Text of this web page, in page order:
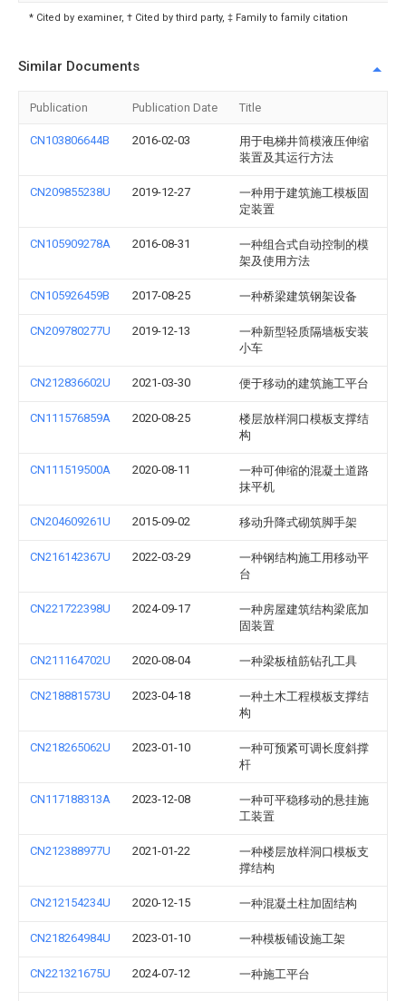
* Cited by examiner, † Cited by third party, ‡ Family to family citation
Similar Documents
Publication Publication Date Title
CN103806644B 2016-02-03
用于电梯井筒模液压伸缩
装置及其运行方法
CN209855238U 2019-12-27
一种用于建筑施工模板固
定装置
CN105909278A 2016-08-31
一种组合式自动控制的模
架及使用方法
CN105926459B 2017-08-25 一种桥梁建筑钢架设备
CN209780277U 2019-12-13
一种新型轻质隔墙板安装
小车
CN212836602U 2021-03-30 便于移动的建筑施工平台
CN111576859A 2020-08-25
楼层放样洞口模板支撑结
构
CN111519500A 2020-08-11
一种可伸缩的混凝土道路
抹平机
CN204609261U 2015-09-02 移动升降式砌筑脚手架
CN216142367U 2022-03-29
一种钢结构施工用移动平
台
CN221722398U 2024-09-17
一种房屋建筑结构梁底加
固装置
CN211164702U 2020-08-04 一种梁板植筋钻孔工具
CN218881573U 2023-04-18
一种土木工程模板支撑结
构
CN218265062U 2023-01-10
一种可预紧可调长度斜撑
杆
CN117188313A 2023-12-08
一种可平稳移动的悬挂施
工装置
CN212388977U 2021-01-22
一种楼层放样洞口模板支
撑结构
CN212154234U 2020-12-15 一种混凝土柱加固结构
CN218264984U 2023-01-10 一种模板铺设施工架
CN221321675U 2024-07-12 一种施工平台